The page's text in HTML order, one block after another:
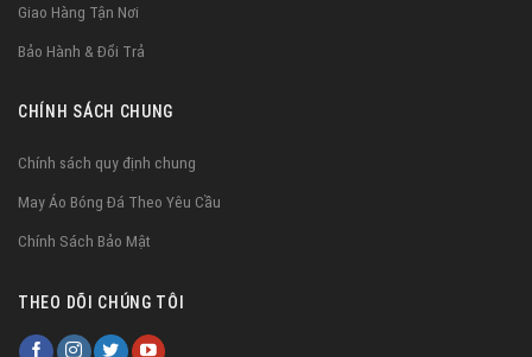
Giao Hàng Tận Nơi
Bảo Hành & Đổi Trả
CHÍNH SÁCH CHUNG
Chính sách quy định chung
May Áo Bóng Đá Theo Yêu Cầu
Chính Sách Bảo Mật
THEO DÕI CHÚNG TÔI